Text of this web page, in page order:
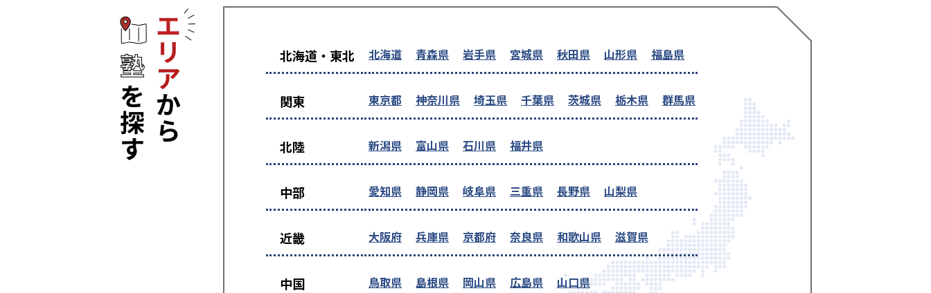
北海道・東北 北海道 青森県 岩手県 宮城県 秋田県 山形県 福島県
関東 東京都 神奈川県 埼玉県 千葉県 茨城県 栃木県 群馬県
北陸 新潟県 富山県 石川県 福井県
中部 愛知県 静岡県 岐阜県 三重県 長野県 山梨県
近畿 大阪府 兵庫県 京都府 奈良県 和歌山県 滋賀県
中国 鳥取県 島根県 岡山県 広島県 山口県